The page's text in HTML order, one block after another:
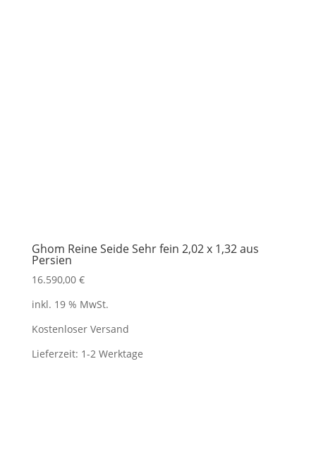
Ghom Reine Seide Sehr fein 2,02 x 1,32 aus
Persien
16.590,00 €
inkl. 19 % MwSt.
Kostenloser Versand
Lieferzeit: 1-2 Werktage